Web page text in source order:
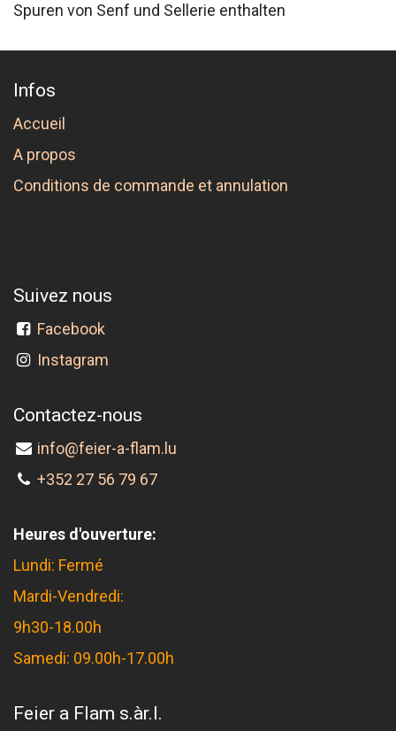
Spuren von Senf und Sellerie enthalten
Infos
Accueil
A propos
Conditions de commande et annulation
Suivez nous
Facebook
Instagram
Contactez-nous
info@feier-a-flam.lu
+352 27 56 79 67
Heures d'ouverture:
Lundi: Fermé
Mardi-Vendredi:
9h30-18.00h
Samedi: 09.00h-17.00h
Feier a Flam s.àr.l.